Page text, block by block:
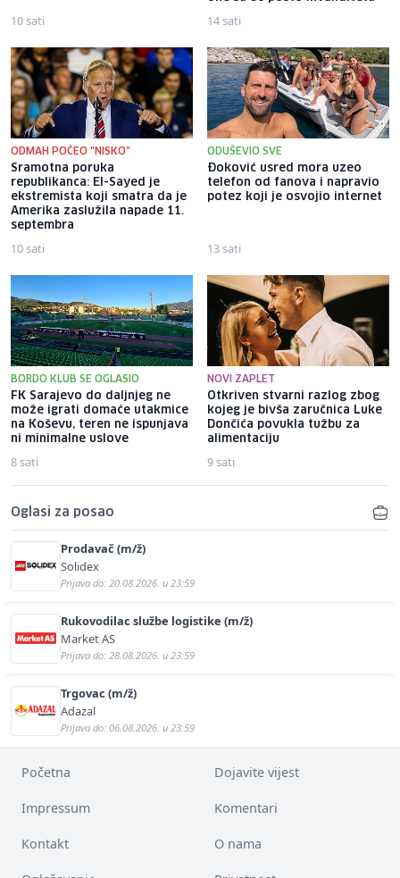
10 sati 14 sati
ODMAH POČEO "NISKO"
Sramotna poruka
republikanca: El-Sayed je
ekstremista koji smatra da je
Amerika zaslužila napade 11.
septembra
10 sati
ODUŠEVIO SVE
Đoković usred mora uzeo
telefon od fanova i napravio
potez koji je osvojio internet
13 sati
BORDO KLUB SE OGLASIO
FK Sarajevo do daljnjeg ne
može igrati domaće utakmice
na Koševu, teren ne ispunjava
ni minimalne uslove
8 sati
NOVI ZAPLET
Otkriven stvarni razlog zbog
kojeg je bivša zaručnica Luke
Dončića povukla tužbu za
alimentaciju
9 sati
Oglasi za posao
Prodavač (m/ž)
Solidex
Prijava do: 20.08.2026. u 23:59
Rukovodilac službe logistike (m/ž)
Market AS
Prijava do: 28.08.2026. u 23:59
Trgovac (m/ž)
Adazal
Prijava do: 06.08.2026. u 23:59
Početna Dojavite vijest
Impressum Komentari
Kontakt O nama